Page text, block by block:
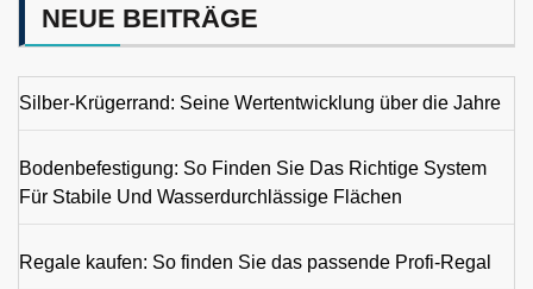
NEUE BEITRÄGE
Silber-Krügerrand: Seine Wertentwicklung über die Jahre
Bodenbefestigung: So Finden Sie Das Richtige System
Für Stabile Und Wasserdurchlässige Flächen
Regale kaufen: So finden Sie das passende Profi-Regal